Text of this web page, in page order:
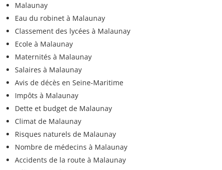
Malaunay
Eau du robinet à Malaunay
Classement des lycées à Malaunay
Ecole à Malaunay
Maternités à Malaunay
Salaires à Malaunay
Avis de décès en Seine-Maritime
Impôts à Malaunay
Dette et budget de Malaunay
Climat de Malaunay
Risques naturels de Malaunay
Nombre de médecins à Malaunay
Accidents de la route à Malaunay